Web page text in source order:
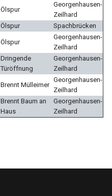
Ölspur
Georgenhausen-
Zeilhard
Ölspur Spachbrücken
Ölspur
Georgenhausen-
Zeilhard
Dringende
Türöffnung
Georgenhausen-
Zeilhard
Brennt Mülleimer
Georgenhausen-
Zeilhard
Brennt Baum an
Haus
Georgenhausen-
Zeilhard